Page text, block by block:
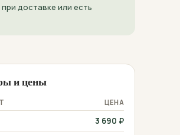
доставке или есть
и цены
ЦЕНА
3 690 ₽